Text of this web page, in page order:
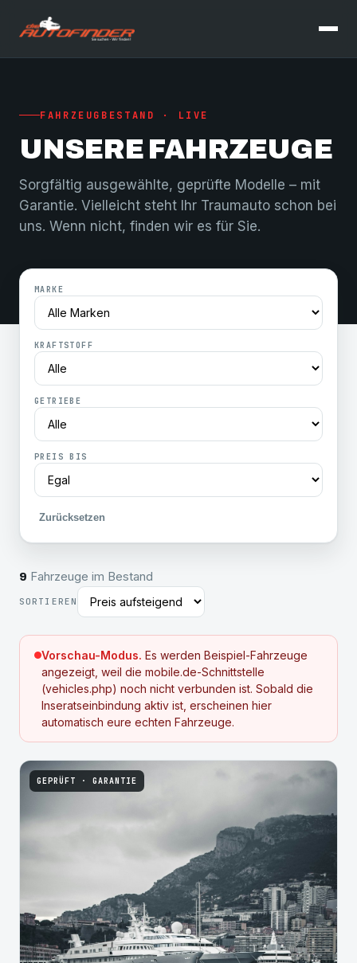
FAHRZEUGBESTAND · LIVE
UNSERE FAHRZEUGE
Sorgfältig ausgewählte, geprüfte Modelle – mit
Garantie. Vielleicht steht Ihr Traumauto schon bei
uns. Wenn nicht, finden wir es für Sie.
MARKE
KRAFTSTOFF
GETRIEBE
PREIS BIS
Zurücksetzen
9 Fahrzeuge im Bestand
SORTIEREN
Vorschau-Modus. Es werden Beispiel-Fahrzeuge
angezeigt, weil die mobile.de-Schnittstelle
(vehicles.php) noch nicht verbunden ist. Sobald die
Inseratseinbindung aktiv ist, erscheinen hier
automatisch eure echten Fahrzeuge.
GEPRÜFT · GARANTIE